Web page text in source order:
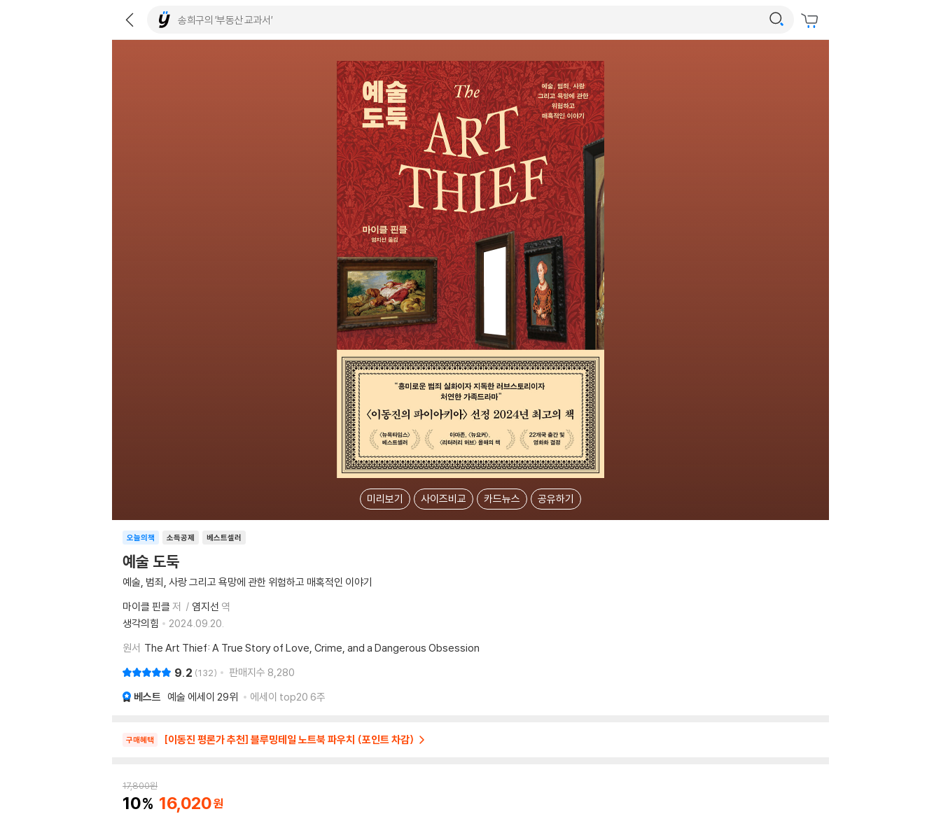
미리보기 사이즈비교 카드뉴스 공유하기
소득공제 베스트셀러
오늘의책
예술 도둑
예술, 범죄, 사랑 그리고 욕망에 관한 위험하고 매혹적인 이야기
마이클 핀클 저 염지선 역
생각의힘
2024.09.20.
원서 The Art Thief: A True Story of Love, Crime, and a Dangerous Obsession
9.2 132 판매지수 8,280
베스트 예술 에세이 29위 에세이 top20 6주
구매혜택 [이동진 평론가 추천] 블루밍테일 노트북 파우치 (포인트 차감)
17,800원
10 16,020